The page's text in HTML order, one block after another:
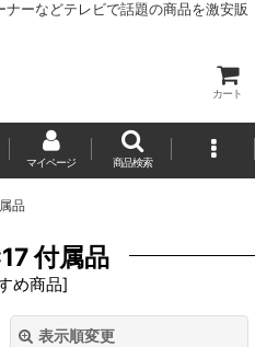
ーなどテレビで話題の商品を激安販
カート
マイページ 商品検索
品
付属品
め商品]
表示順変更